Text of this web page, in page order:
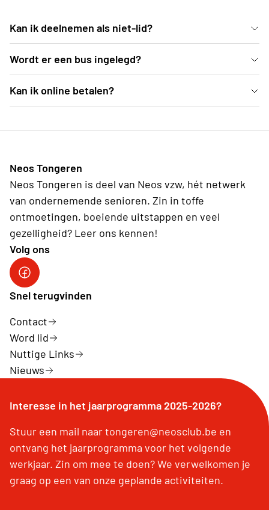
Kan ik deelnemen als niet-lid?
test
Wordt er een bus ingelegd?
test
Kan ik online betalen?
Neos Tongeren
Neos Tongeren is deel van Neos vzw, hét netwerk
van ondernemende senioren. Zin in toffe
ontmoetingen, boeiende uitstappen en veel
gezelligheid? Leer ons kennen!
Volg ons
Facebook Neos Tongeren
Snel terugvinden
Contact
Word lid
Nuttige Links
Nieuws
Interesse in het jaarprogramma 2025-2026?
Stuur een mail naar tongeren@neosclub.be en
ontvang het jaarprogramma voor het volgende
werkjaar. Zin om mee te doen? We verwelkomen je
graag op een van onze geplande activiteiten.